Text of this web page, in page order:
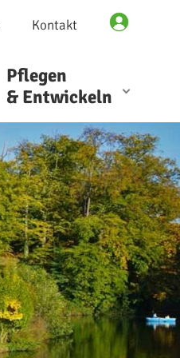
Kontakt
Pflegen
& Entwickeln